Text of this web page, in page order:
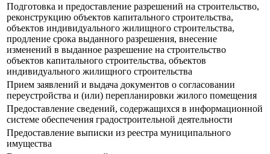
Подготовка и предоставление разрешений на строительство,
реконструкцию объектов капитального строительства,
объектов индивидуального жилищного строительства,
продление срока выданного разрешения, внесение
изменений в выданное разрешение на строительство
объектов капитального строительства, объектов
индивидуального жилищного строительства
Прием заявлений и выдача документов о согласовании
переустройства и (или) перепланировки жилого помещения
Предоставление сведений, содержащихся в информационной
системе обеспечения градостроительной деятельности
Предоставление выписки из реестра муниципального
имущества